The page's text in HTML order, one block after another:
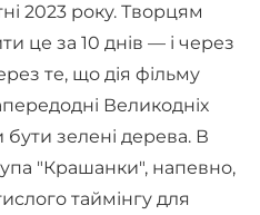
2023 року. Творцям
це за 10 днів — і через
те, що дія фільму
Великодніх
бути зелені дерева. В
"Крашанки", напевно,
таймінгу для